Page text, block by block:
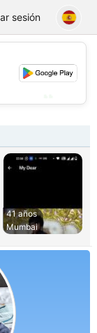
sesión
41 años
Mumbai